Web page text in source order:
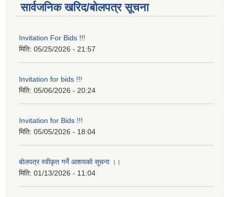
सार्वजनिक खरिद/बोलपत्र सूचना
Invitation For Bids !!!
मिति: 05/25/2026 - 21:57
Invitation for bids !!!
मिति: 05/06/2026 - 20:24
Invitation for Bids !!!
मिति: 05/05/2026 - 18:04
बोलपत्र स्वीकृत गर्ने आशयको सूचना ।।
मिति: 01/13/2026 - 11:04